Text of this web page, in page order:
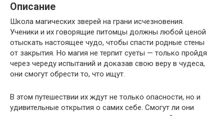
Описание
Школа магических зверей на грани исчезновения.
Ученики и их говорящие питомцы должны любой ценой
отыскать настоящее чудо, чтобы спасти родные стены
от закрытия. Но магия не терпит суеты — только пройдя
через череду испытаний и доказав свою веру в чудеса,
они смогут обрести то, что ищут.
В этом путешествии их ждут не только опасности, но и
удивительные открытия о самих себе. Смогут ли они